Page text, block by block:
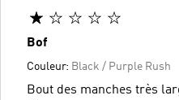
Bof
Couleur: Black / Purple Rush
Bout des manches très